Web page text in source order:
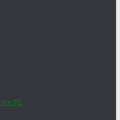
PC